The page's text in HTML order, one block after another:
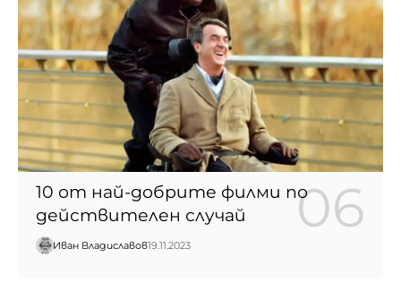
10 от най-добрите филми по
действителен случай
Иван Владиславов19.11.2023